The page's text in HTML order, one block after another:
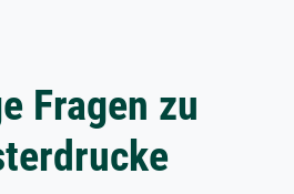
Fragen zu